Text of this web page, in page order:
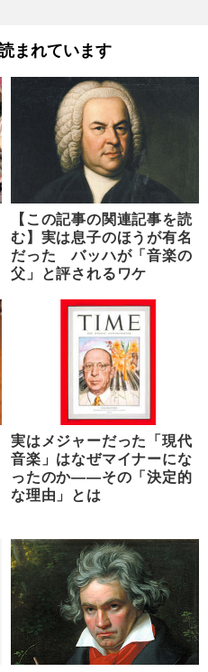
まれています
【この記事の関連記事を読
む】実は息子のほうが有名
だった バッハが「音楽の
父」と評されるワケ
実はメジャーだった「現代
音楽」はなぜマイナーにな
ったのか――その「決定的
な理由」とは